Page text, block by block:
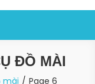
ĐỒ MÀI
mài Page 6